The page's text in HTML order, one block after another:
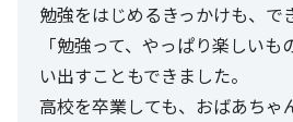
勉強をはじめるきっかけも、で
「勉強って、やっぱり楽しい
い出すこともできました。
高校を卒業しても、おばあちゃ